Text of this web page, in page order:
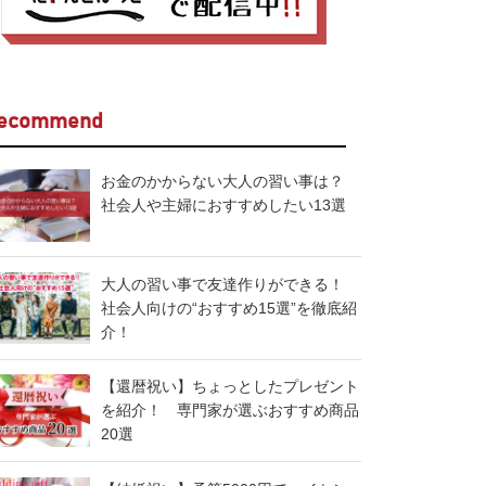
お金のかからない大人の習い事は？
社会人や主婦におすすめしたい13選
大人の習い事で友達作りができる！
社会人向けの“おすすめ15選”を徹底紹
介！
【還暦祝い】ちょっとしたプレゼント
を紹介！ 専門家が選ぶおすすめ商品
20選